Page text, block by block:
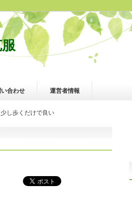
合わせ 運営者情報
し歩くだけで良い